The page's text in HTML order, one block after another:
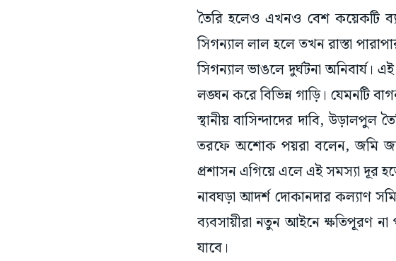
তৈরি হলেও এখনও বেশ কয়েকটি
সিগন্যাল লাল হলে তখন রাস্তা
সিগন্যাল ভাঙলে দুর্ঘটনা অনিবার্য।
লঙ্ঘন করে বিভিন্ন গাড়ি। যেমনটি
স্থানীয় বাসিন্দাদের দাবি,
তরফে অশোক পয়রা বলেন, জমি
প্রশাসন এগিয়ে এলে এই সমস্যা দূর
নাবঘড়া আদর্শ দোকানদার কল্যাণ
ব্যবসায়ীরা নতুন আইনে ক্ষতিপূরণ
যাবে।